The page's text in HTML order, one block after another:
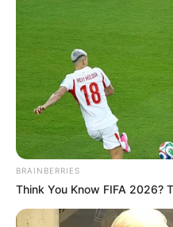
BRAINBERRIES
Think You Know FIFA 2026?